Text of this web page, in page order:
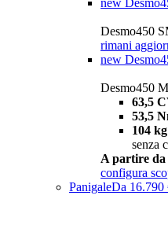
new
Desmo450
rimani
new
Desmo450
63,5
53,5
104 kg
senza
A partire da
configura
PanigaleDa 16.790